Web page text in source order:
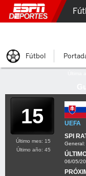
15
UEFA
SPI
General:
06/05/
Último mes: 15
Último año: 45
Fútbol